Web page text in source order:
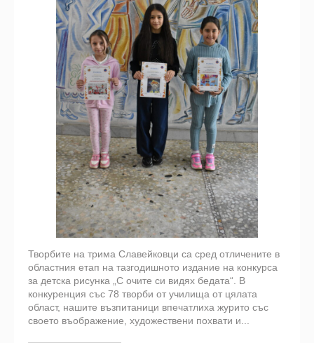
Творбите на трима Славейковци са сред отличените в
областния етап на тазгодишното издание на конкурса
за детска рисунка „С очите си видях бедата“. В
конкуренция със 78 творби от училища от цялата
област, нашите възпитаници впечатлиха журито със
своето въображение, художествени похвати и...